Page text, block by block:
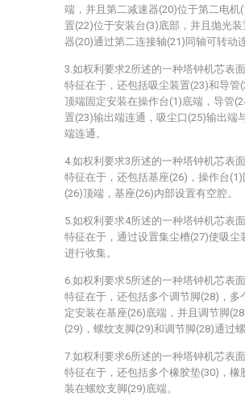
端，并且第二减速器(20)位于第二电机
置(22)位于安装台(3)底部，并且抛光
器(20)通过第二连接轴(21)同轴可转动连
3.如权利要求2所述的一种塔钟机芯表
特征在于，还包括吸尘装置(23)和导管
顶端固定安装在操作台(1)底端，导管
置(23)输出端连通，吸尘口(25)输出端
端连通。
4.如权利要求3所述的一种塔钟机芯表
特征在于，还包括基座(26)，操作台
(26)顶端，基座(26)内部设置有空腔。
5.如权利要求4所述的一种塔钟机芯表
特征在于，通过设置集尘槽(27)使吸尘
进行收集。
6.如权利要求5所述的一种塔钟机芯表
特征在于，还包括多个调节脚(28)，多
定安装在基座(26)底端，并且调节脚
(29)，螺纹支脚(29)和调节脚(28)通过
7.如权利要求6所述的一种塔钟机芯表
特征在于，还包括多个橡胶垫(30)，橡
装在螺纹支脚(29)底端。